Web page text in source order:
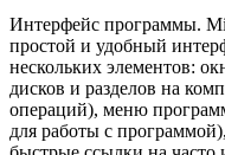
Интерфейс программы.
простой и удобный
нескольких элементов:
дисков и разделов на
операций), меню
для работы с